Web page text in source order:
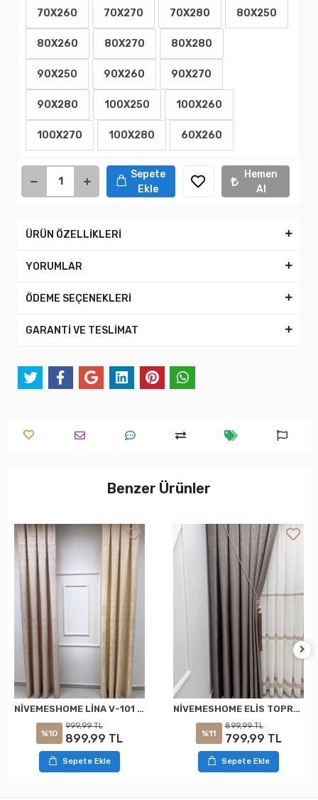
70X260 70X270 70X280 80X250
80X260 80X270 80X280
90X250 90X260 90X270
90X280 100X250 100X260
100X270 100X280 60X260
Sepete
Ekle
Hemen
Al
ÜRÜN ÖZELLİKLERİ
YORUMLAR
ÖDEME SEÇENEKLERİ
GARANTİ VE TESLİMAT
Benzer Ürünler
NİVEMESHOME LİNA V-101 KREM 1/3 PİLELİ FON PERDE
%10
999,99 TL
899,99 TL
Sepete Ekle
NİVEMESHOME ELİS TOPRAK FON PERDE 1/3 SIK PİLELİ PERDE APM
%11
899,99 TL
799,99 TL
Sepete Ekle